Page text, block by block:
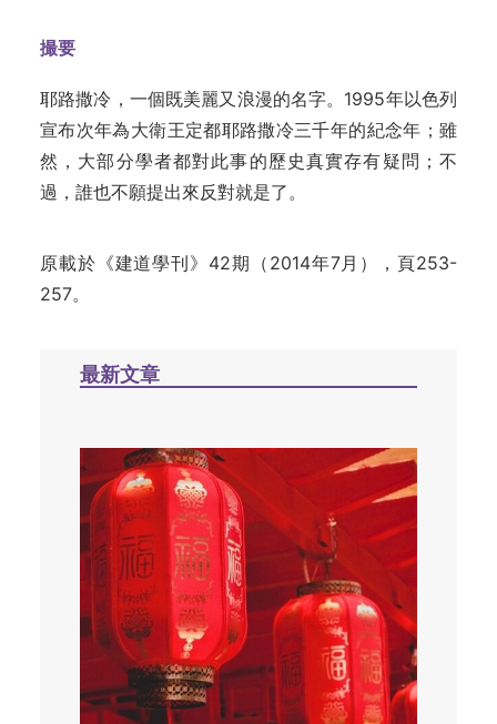
撮要
耶路撒冷，一個既美麗又浪漫的名字。1995年以色列
宣布次年為大衛王定都耶路撒冷三千年的紀念年；雖
然，大部分學者都對此事的歷史真實存有疑問；不
過，誰也不願提出來反對就是了。
原載於《建道學刊》42期（2014年7月），頁253-
257。
最新文章